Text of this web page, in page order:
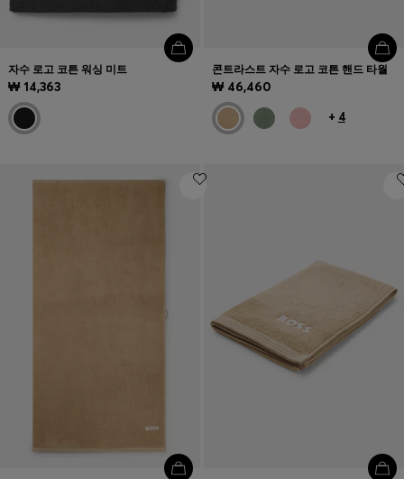
자수 로고 코튼 워싱 미트
₩ 14,363
콘트라스트 자수 로고 코튼 핸드 타월
₩ 46,460
+ 4